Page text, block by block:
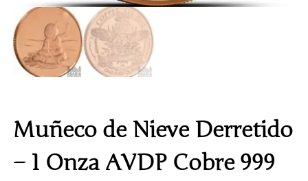
Muñeco de Nieve Derretido
– 1 Onza AVDP Cobre 999